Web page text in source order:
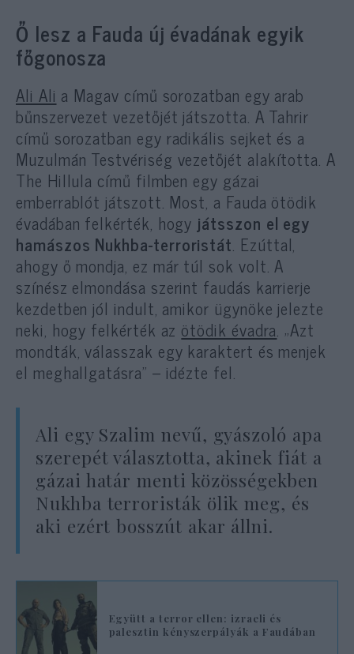
Ő lesz a Fauda új évadának egyik
főgonosza
Ali Ali a Magav című sorozatban egy arab
bűnszervezet vezetőjét játszotta. A Tahrir
című sorozatban egy radikális sejket és a
Muzulmán Testvériség vezetőjét alakította. A
The Hillula című filmben egy gázai
emberrablót játszott. Most, a Fauda ötödik
évadában felkérték, hogy játsszon el egy
hamászos Nukhba-terroristát. Ezúttal,
ahogy ő mondja, ez már túl sok volt. A
színész elmondása szerint faudás karrierje
kezdetben jól indult, amikor ügynöke jelezte
neki, hogy felkérték az ötödik évadra. „Azt
mondták, válasszak egy karaktert és menjek
el meghallgatásra” – idézte fel.
Ali egy Szalim nevű, gyászoló apa
szerepét választotta, akinek fiát a
gázai határ menti közösségekben
Nukhba terroristák ölik meg, és
aki ezért bosszút akar állni.
Együtt a terror ellen: izraeli és
palesztin kényszerpályák a Faudában